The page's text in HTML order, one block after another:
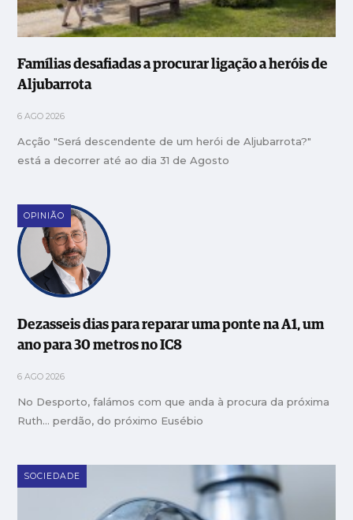
Famílias desafiadas a procurar ligação a heróis de
Aljubarrota
6 AGO 2026
Acção "Será descendente de um herói de Aljubarrota?"
está a decorrer até ao dia 31 de Agosto
OPINIÃO
Dezasseis dias para reparar uma ponte na A1, um
ano para 30 metros no IC8
6 AGO 2026
No Desporto, falámos com que anda à procura da próxima
Ruth… perdão, do próximo Eusébio
SOCIEDADE